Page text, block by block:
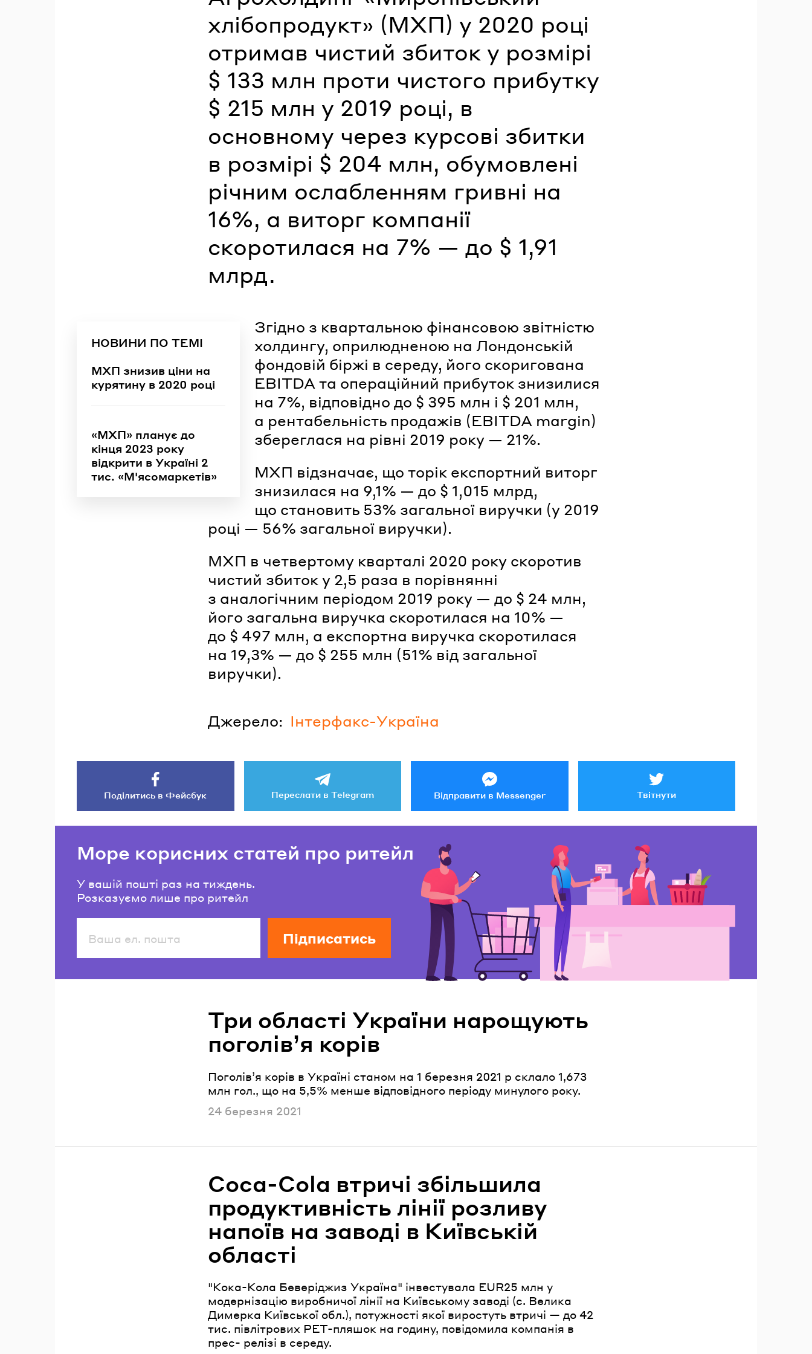
хлібопродукт» (МХП) у 2020 році
отримав чистий збиток у розмірі
$ 133 млн проти чистого прибутку
$ 215 млн у 2019 році, в
основному через курсові збитки
в розмірі $ 204 млн, обумовлені
річним ослабленням гривні на
16%, а виторг компанії
скоротилася на 7% — до $ 1,91
млрд.
НОВИНИ ПО ТЕМІ
МХП знизив ціни на
курятину в 2020 році
«МХП» планує до
кінця 2023 року
відкрити в Україні 2
тис. «М'ясомаркетів»
Згідно з квартальною фінансовою звітністю
холдингу, оприлюдненою на Лондонській
фондовій біржі в середу, його скоригована
EBITDA та операційний прибуток знизилися
на 7%, відповідно до $ 395 млн і $ 201 млн,
а рентабельність продажів (EBITDA margin)
збереглася на рівні 2019 року — 21%.
МХП відзначає, що торік експортний виторг
знизилася на 9,1% — до $ 1,015 млрд,
що становить 53% загальної виручки (у 2019
році — 56% загальної виручки).
МХП в четвертому кварталі 2020 року скоротив
чистий збиток у 2,5 раза в порівнянні
з аналогічним періодом 2019 року — до $ 24 млн,
його загальна виручка скоротилася на 10% —
до $ 497 млн, а експортна виручка скоротилася
на 19,3% — до $ 255 млн (51% від загальної
виручки).
Джерело: Інтерфакс-Україна
Поділитись в Фейсбук Переслати в Telegram Відправити в Messenger Твітнути
Море корисних статей про ритейл
У вашій пошті раз на тиждень.
Розказуємо лише про ритейл
Підписатись
Три області України нарощують
поголівʼя корів
Поголівʼя корів в Україні станом на 1 березня 2021 р склало 1,673
млн гол., що на 5,5% менше відповідного періоду минулого року.
Опубліковано
24 березня 2021
Coca-Cola втричі збільшила
продуктивність лінії розливу
напоїв на заводі в Київській
області
"Кока-Кола Беверіджиз Україна" інвестувала EUR25 млн у
модернізацію виробничої лінії на Київському заводі (с. Велика
Димерка Київської обл.), потужності якої виростуть втричі — до 42
тис. півлітрових PET-пляшок на годину, повідомила компанія в
прес- релізі в середу.